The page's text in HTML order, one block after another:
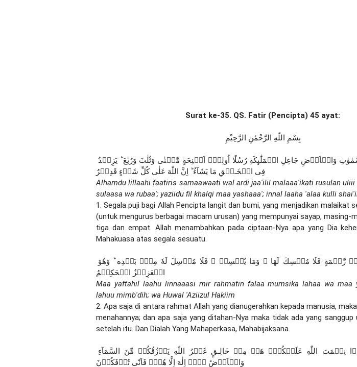
Surat ke-35. QS. Fatir (Pencipta) 45 ayat:
بِسْمِ اللّٰهِ الرَّحْمٰنِ الرَّحِيْمِ
فِى الۡخَـلۡقِ مَا يَشَآءُ ؕ اِنَّ اللّٰهَ عَلٰى كُلِّ شَىۡءٍ قَدِيۡرٌ
Alhamdu lillaahi faatiris samaawaati wal ardi jaa'ilil malaaa'ikati rusulan uliii
sulaasa wa rubaa'; yaziidu fil khalqi maa yashaaa'; innal laaha 'alaa kulli
1. Segala puji bagi Allah Pencipta langit dan bumi, yang menjadikan malaikat
(untuk mengurus berbagai macam urusan) yang mempunyai sayap, masing-
tiga dan empat. Allah menambahkan pada ciptaan-Nya apa yang Dia
Mahakuasa atas segala sesuatu.
الۡعَزِيۡزُ الۡحَكِيۡمُ
Maa yaftahil laahu linnaaasi mir rahmatin falaa mumsika lahaa wa maa
lahuu mimb'dih; wa Huwal 'Aziizul Hakiim
2. Apa saja di antara rahmat Allah yang dianugerahkan kepada manusia,
menahannya; dan apa saja yang ditahan-Nya maka tidak ada yang sanggup
setelah itu. Dan Dialah Yang Mahaperkasa, Mahabijaksana.
وَالۡاَرۡضِؕ لَاۤ اِلٰهَ اِلَّا هُوَۖ فَاَنّٰى تُؤۡفَكُوۡنَ